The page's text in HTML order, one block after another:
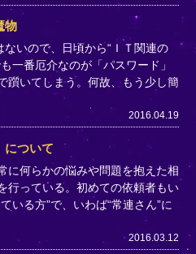
物
ないので、日頃から“ＩＴ関連の
一番厄介なのが「パスワード」
躓いてしまう。何故、もう少し簡
2016.04.19
について
に何らかの悩みや問題を抱えた相
行っている。初めての依頼者もい
いる方”で、いわば“常連さん”に
2016.03.12